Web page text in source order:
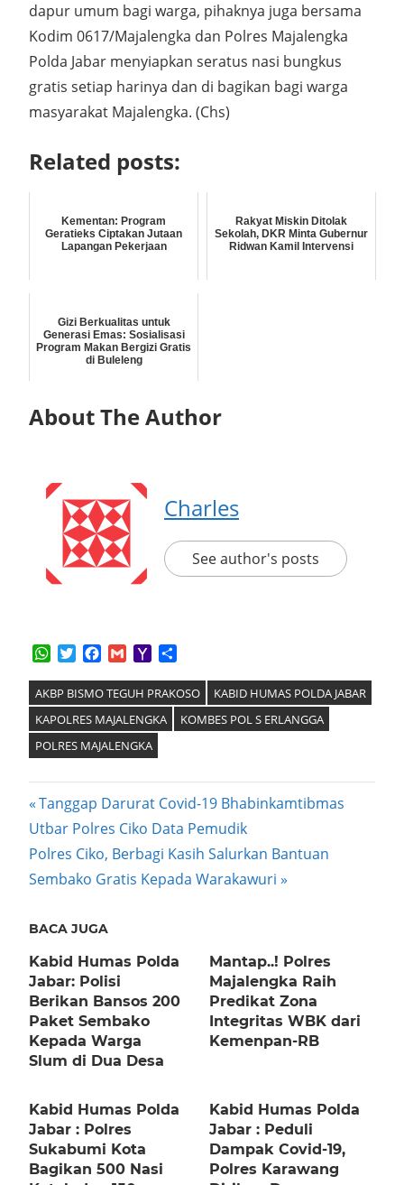
dapur umum bagi warga, pihaknya juga bersama
Kodim 0617/Majalengka dan Polres Majalengka
Polda Jabar menyiapkan seratus nasi bungkus
gratis setiap harinya dan di bagikan bagi warga
masyarakat Majalengka. (Chs)
Related posts:
Kementan: Program
Geratieks Ciptakan Jutaan
Lapangan Pekerjaan
Rakyat Miskin Ditolak
Sekolah, DKR Minta Gubernur
Ridwan Kamil Intervensi
Gizi Berkualitas untuk
Generasi Emas: Sosialisasi
Program Makan Bergizi Gratis
di Buleleng
About The Author
Charles
See author's posts
WhatsApp
TwitterFacebook
GmailYahoo
AKBP BISMO TEGUH PRAKOSO
KABID HUMAS POLDA JABAR
KAPOLRES MAJALENGKA
KOMBES POL S ERLANGGA
POLRES MAJALENGKA
Post
navigation
Previous
Post:
Tanggap Darurat Covid-19 Bhabinkamtibmas
Utbar Polres Ciko Data Pemudik
Next
Post:
Polres Ciko, Berbagi Kasih Salurkan Bantuan
Sembako Gratis Kepada Warakawuri
BACA JUGA
Kabid Humas Polda
Jabar: Polisi
Berikan Bansos 200
Paket Sembako
Kepada Warga
Slum di Dua Desa
Mantap..! Polres
Majalengka Raih
Predikat Zona
Integritas WBK dari
Kemenpan-RB
Kabid Humas Polda
Jabar : Polres
Sukabumi Kota
Bagikan 500 Nasi
Kabid Humas Polda
Jabar : Peduli
Dampak Covid-19,
Polres Karawang